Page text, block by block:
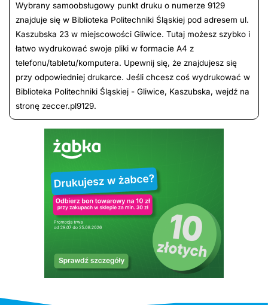
Wybrany samoobsługowy punkt druku o numerze 9129
znajduje się w Biblioteka Politechniki Śląskiej pod adresem ul.
Kaszubska 23 w miejscowości Gliwice. Tutaj możesz szybko i
łatwo wydrukować swoje pliki w formacie A4 z
telefonu/tabletu/komputera. Upewnij się, że znajdujesz się
przy odpowiedniej drukarce. Jeśli chcesz coś wydrukować w
Biblioteka Politechniki Śląskiej - Gliwice, Kaszubska, wejdź na
stronę zeccer.pl9129.